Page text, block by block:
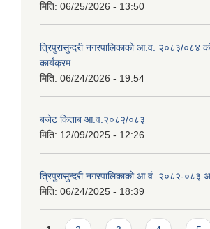
मिति: 06/25/2026 - 13:50
त्रिपुरासुन्दरी नगरपालिकाको आ.व. २०८३/०८४ को
कार्यक्रम
मिति: 06/24/2026 - 19:54
बजेट किताब आ.व.२०८२/०८३
मिति: 12/09/2025 - 12:26
त्रिपुरासुन्दरी नगरपालिकाको आ.वं. २०८२-०८३
मिति: 06/24/2025 - 18:39